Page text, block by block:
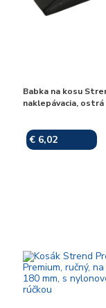
Babka na kosu
naklepávacia, ostrá
€ 6,02